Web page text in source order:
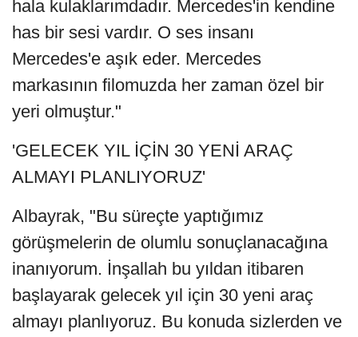
hala kulaklarımdadır. Mercedes'in kendine
has bir sesi vardır. O ses insanı
Mercedes'e aşık eder. Mercedes
markasının filomuzda her zaman özel bir
yeri olmuştur."
'GELECEK YIL İÇİN 30 YENİ ARAÇ
ALMAYI PLANLIYORUZ'
Albayrak, "Bu süreçte yaptığımız
görüşmelerin de olumlu sonuçlanacağına
inanıyorum. İnşallah bu yıldan itibaren
başlayarak gelecek yıl için 30 yeni araç
almayı planlıyoruz. Bu konuda sizlerden ve